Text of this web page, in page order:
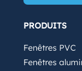
PRODUITS
Fenêtres PVC
Fenêtres